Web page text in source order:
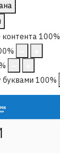
100%
%
буквами 100%